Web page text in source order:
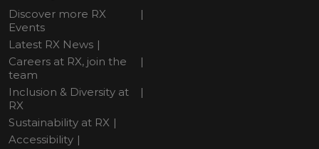
Discover more RX
Events
Latest RX News
Careers at RX, join the
team
Inclusion & Diversity at
RX
Sustainability at RX
Accessibility